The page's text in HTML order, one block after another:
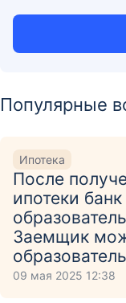
Популярные
Ипотека
После
ипотеки
Заемщик
09 мая 2025 12:38